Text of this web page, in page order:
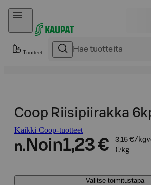
Hyppää sisältöön
Tuotteet
Coop Riisipiirakka
Kaikki Coop-tuotteet
n. Noin1,23 € 3,15 €/kg
€/kg
Valitse toimitustapa